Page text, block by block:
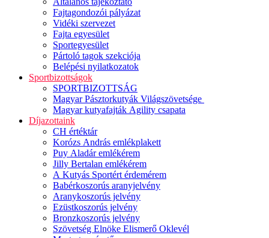
Fajtagondozói pályázat
Vidéki szervezet
Fajta egyesület
Sportegyesület
Pártoló tagok szekciója
Belépési nyilatkozatok
Sportbizottságok
SPORTBIZOTTSÁG
Magyar Pásztorkutyák Világszövetsége
Magyar kutyafajták Agility csapata
Díjazottaink
CH értéktár
Korózs András emlékplakett
Puy Aladár emlékérem
Jilly Bertalan emlékérem
A Kutyás Sportért érdemérem
Babérkoszorús aranyjelvény
Aranykoszorús jelvény
Ezüstkoszorús jelvény
Bronzkoszorús jelvény
Szövetség Elnöke Elismerő Oklevél